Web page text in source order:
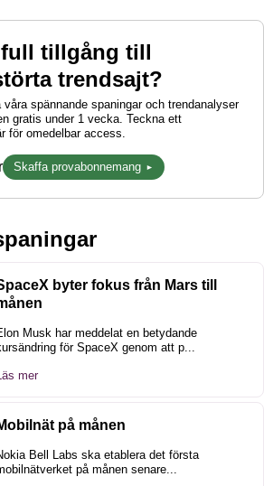
tillgång till
trendsajt?
spännande spaningar och trendanalyser
gratis under 1 vecka. Teckna ett
för omedelbar access.
Skaffa provabonnemang
byter fokus från Mars till
Musk har meddelat en betydande
för SpaceX genom att p...
mer
på månen
Bell Labs ska etablera det första
på månen senare...